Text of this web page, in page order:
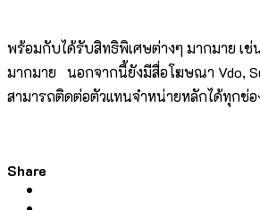
พร้อมกับได้รับสิทธิพิเศษต่างๆ มากมาย เ
มากมาย นอกจากนี้ยังมีสื่อโฆษณา Vdo,
สามารถติดต่อตัวแทนจำหน่ายหลักได้ทุกช่อ
Share